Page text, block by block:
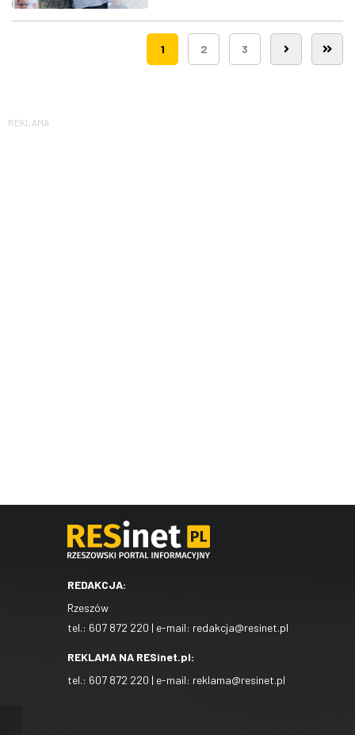
1 2 3
REKLAMA
REDAKCJA:
Rzeszów
tel.: 607 872 220 | e-mail: redakcja@resinet.pl
REKLAMA NA RESinet.pl:
tel.: 607 872 220 | e-mail: reklama@resinet.pl